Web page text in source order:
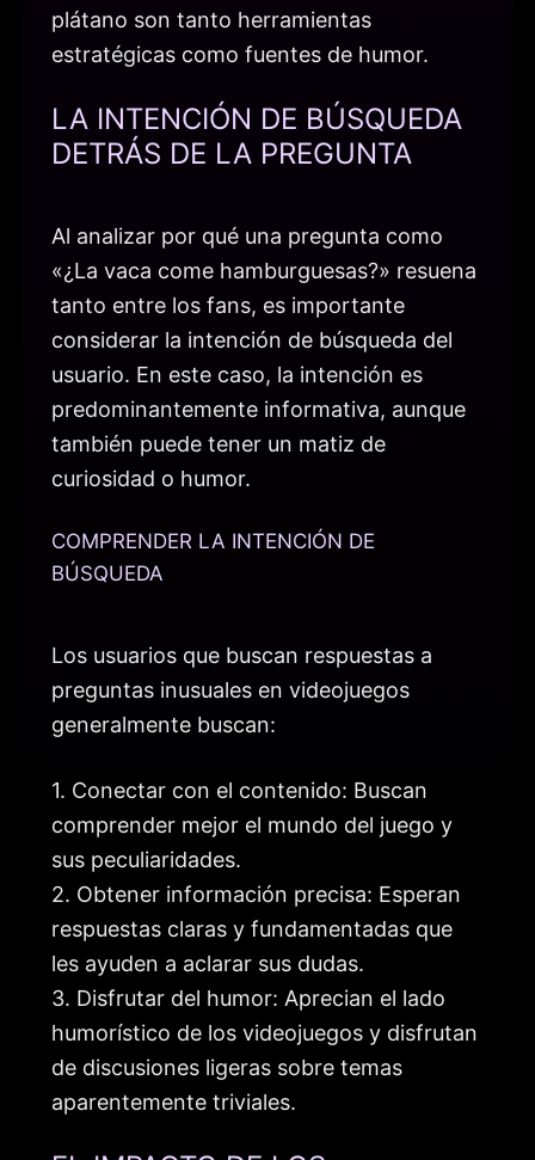
plátano son tanto herramientas
estratégicas como fuentes de humor.
LA INTENCIÓN DE BÚSQUEDA
DETRÁS DE LA PREGUNTA
Al analizar por qué una pregunta como
«¿La vaca come hamburguesas?» resuena
tanto entre los fans, es importante
considerar la intención de búsqueda del
usuario. En este caso, la intención es
predominantemente informativa, aunque
también puede tener un matiz de
curiosidad o humor.
COMPRENDER LA INTENCIÓN DE
BÚSQUEDA
Los usuarios que buscan respuestas a
preguntas inusuales en videojuegos
generalmente buscan:
1. Conectar con el contenido: Buscan
comprender mejor el mundo del juego y
sus peculiaridades.
2. Obtener información precisa: Esperan
respuestas claras y fundamentadas que
les ayuden a aclarar sus dudas.
3. Disfrutar del humor: Aprecian el lado
humorístico de los videojuegos y disfrutan
de discusiones ligeras sobre temas
aparentemente triviales.